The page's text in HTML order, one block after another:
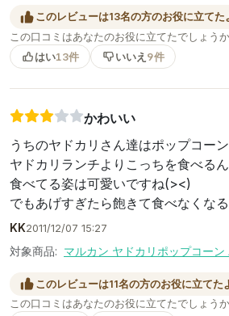
このレビューは13名の方のお役に立てた
この口コミはあなたのお役に立てたでしょう
はい13件 いいえ 9件
かわいい
うちのヤドカリさん達はポップコーン
ヤドカリランチよりこっちを食べる
食べてる姿は可愛いですね(><)
でもあげすぎたら飽きて食べなくな
KK2011/12/07 15:27
対象商品: マルカン ヤドカリポップコー
このレビューは11名の方のお役に立てた
この口コミはあなたのお役に立てたでしょう